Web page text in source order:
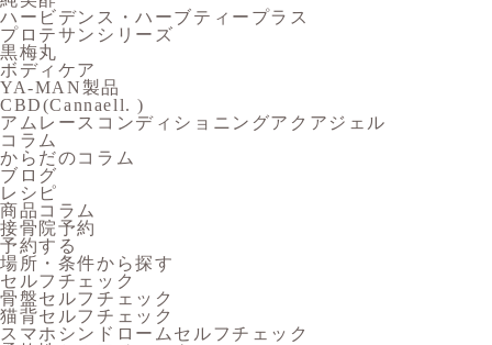
ハービデンス・ハーブティープラス
プロテサンシリーズ
黒梅丸
ボディケア
YA-MAN製品
CBD(Cannaell. )
アムレースコンディショニングアクアジェル
コラム
からだのコラム
ブログ
レシピ
商品コラム
接骨院予約
予約する
場所・条件から探す
セルフチェック
骨盤セルフチェック
猫背セルフチェック
スマホシンドロームセルフチェック